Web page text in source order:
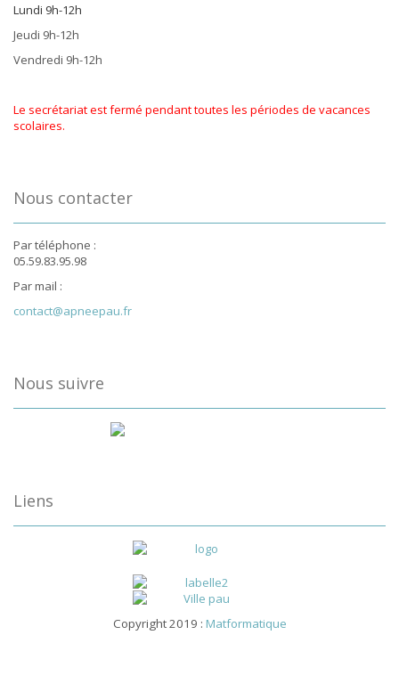
Lundi 9h-12h
Jeudi 9h-12h
Vendredi 9h-12h
Le secrétariat est fermé pendant toutes les périodes de vacances
scolaires.
Nous contacter
Par téléphone :
05.59.83.95.98
Par mail :
contact@apneepau.fr
Nous suivre
Liens
Copyright 2019 : Matformatique